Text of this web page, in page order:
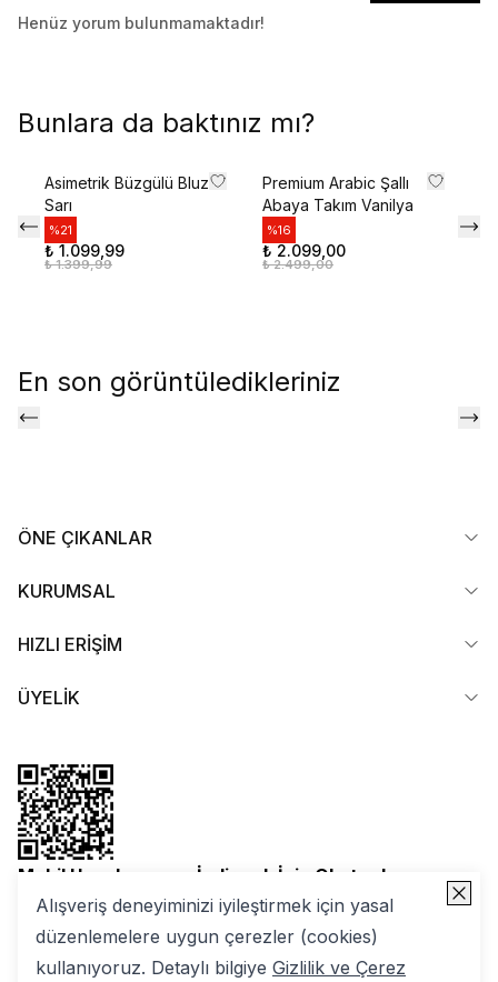
Alışveriş deneyiminizi iyileştirmek için yasal
düzenlemelere uygun çerezler (cookies)
kullanıyoruz. Detaylı bilgiye Gizlilik ve Çerez
Henüz yorum bulunmamaktadır!
Bunlara da baktınız mı?
Asimetrik Büzgülü Bluz
Sarı
%21
₺ 1.099,99
₺ 1.399,99
Premium Arabic Şallı
Abaya Takım Vanilya
%16
₺ 2.099,00
₺ 2.499,00
En son görüntüledikleriniz
ÖNE ÇIKANLAR
KURUMSAL
HIZLI ERİŞİM
ÜYELİK
Mobil Uygulamamızı İndirmek İçin Okutun!